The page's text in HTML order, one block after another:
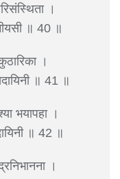
।
॥ 40 ॥
।
॥ 41 ॥
भयापहा ।
॥ 42 ॥
।